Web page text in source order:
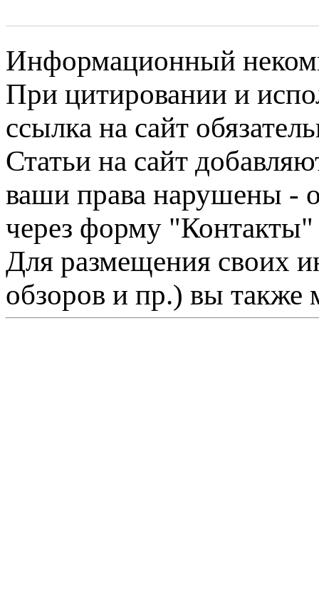
Информационный
При цитировании и
ссылка на сайт
Статьи на сайт
ваши права нарушены -
через форму "Контакты"
Для размещения своих
обзоров и пр.) вы также